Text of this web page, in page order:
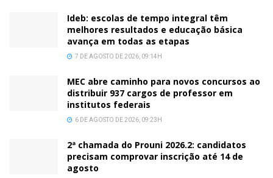
Ideb: escolas de tempo integral têm
melhores resultados e educação básica
avança em todas as etapas
7 DE AGOSTO DE 2026, 09:14H
MEC abre caminho para novos concursos ao
distribuir 937 cargos de professor em
institutos federais
6 DE AGOSTO DE 2026, 09:23H
2ª chamada do Prouni 2026.2: candidatos
precisam comprovar inscrição até 14 de
agosto